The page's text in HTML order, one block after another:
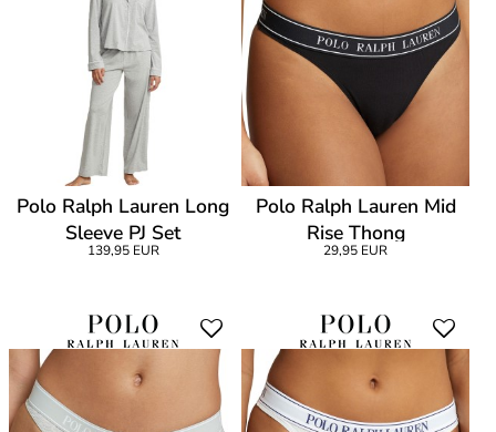
Polo Ralph Lauren Long
Sleeve PJ Set
139,95 EUR
Polo Ralph Lauren Mid
Rise Thong
29,95 EUR